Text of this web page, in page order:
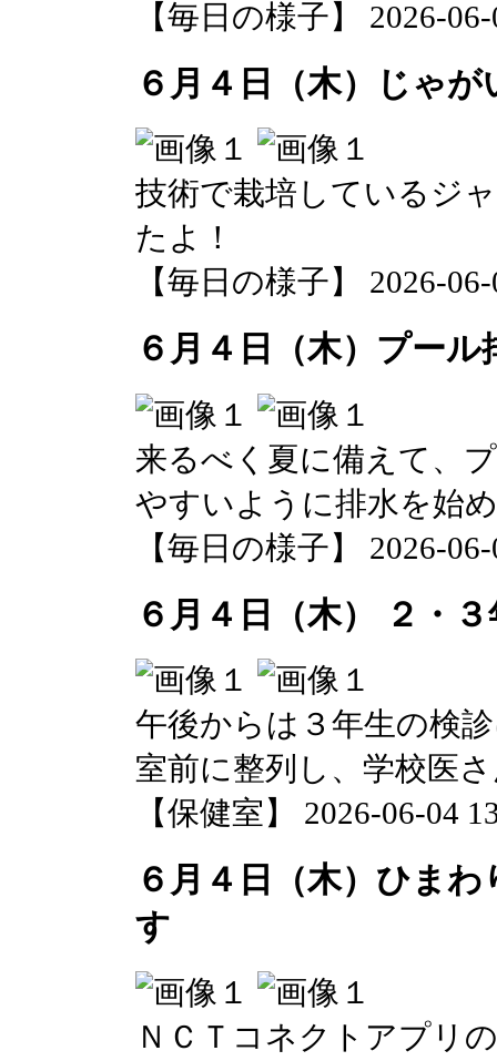
【毎日の様子】 2026-
６月４日（木）じゃが
技術で栽培しているジ
たよ！
【毎日の様子】 2026-
６月４日（木）プール
来るべく夏に備えて、
やすいように排水を始
【毎日の様子】 2026-
６月４日（木） ２・
午後からは３年生の検
室前に整列し、学校医
【保健室】 2026-06-04
６月４日（木）ひま
す
ＮＣＴコネクトアプリ